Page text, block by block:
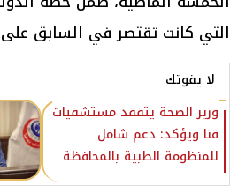
التي كانت تقتصر في السابق
لا يفوتك
وزير الصحة يتفقد مستشفيات
قنا ويؤكد: دعم شامل
للمنظومة الطبية بالمحافظة‎